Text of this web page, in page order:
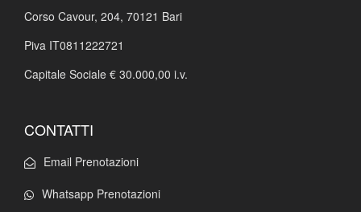
Corso Cavour, 204, 70121 Bari
Piva IT0811222721
Capitale Sociale € 30.000,00 i.v.
CONTATTI
Email Prenotazioni
Whatsapp Prenotazioni